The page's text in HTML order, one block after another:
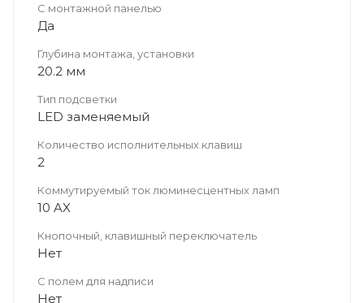
С монтажной панелью
Да
Глубина монтажа, установки
20.2 мм
Тип подсветки
LED заменяемый
Количество исполнительных клавиш
2
Коммутируемый ток люминесцентных ламп
10 AX
Кнопочный, клавишный переключатель
Нет
С полем для надписи
Нет